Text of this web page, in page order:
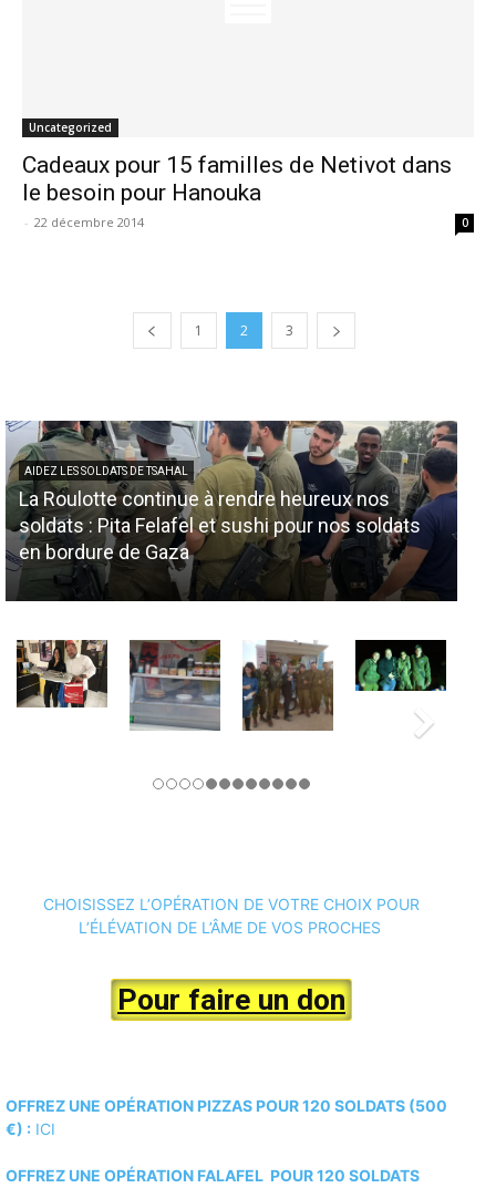
Uncategorized
Cadeaux pour 15 familles de Netivot dans
le besoin pour Hanouka
- 22 décembre 2014 0
1 2 3
AIDEZ LES SOLDATS DE TSAHAL
La Roulotte continue à rendre heureux nos
soldats : Pita Felafel et sushi pour nos soldats
en bordure de Gaza
CHOISISSEZ L’OPÉRATION DE VOTRE CHOIX POUR
L’ÉLÉVATION DE L’ÂME DE VOS PROCHES
Pour faire un don
OFFREZ UNE OPÉRATION PIZZAS POUR 120 SOLDATS (500
€) : ICI
OFFREZ UNE OPÉRATION FALAFEL POUR 120 SOLDATS